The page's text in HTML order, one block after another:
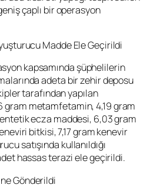
çaplı bir operasyon
Madde Ele Geçirildi
kapsamında şüphelilerin
adeta bir zehir deposu
tarafından yapılan
gram metamfetamin, 4,19 gram
ecza maddesi, 6,03 gram
bitkisi, 7,17 gram kenevir
satışında kullanıldığı
hassas terazi ele geçirildi.
Gönderildi